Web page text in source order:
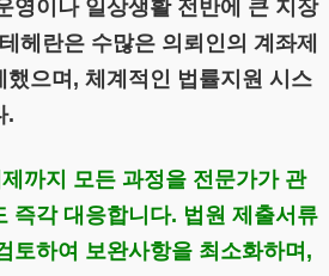
영이나 일상생활 전반에 큰 지장
헤란은 수많은 의뢰인의 계좌제
했으며, 체계적인 법률지원 시스
.
까지 모든 과정을 전문가가 관
즉각 대응합니다. 법원 제출서류
토하여 보완사항을 최소화하며,